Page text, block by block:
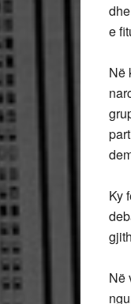
e
Në
Ky
Në